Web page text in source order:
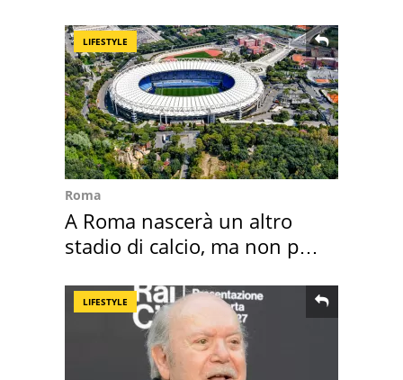
LIFESTYLE
Roma
A Roma nascerà un altro
stadio di calcio, ma non per
LIFESTYLE